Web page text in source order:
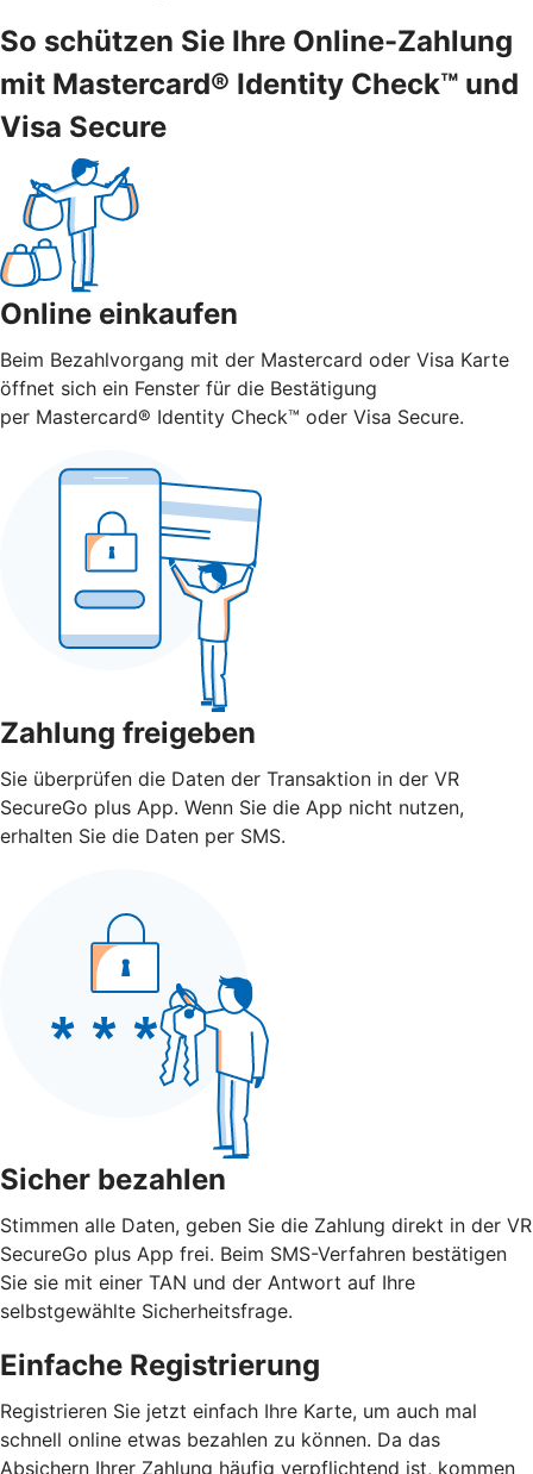
So schützen Sie Ihre Online-Zahlung
mit Mastercard® Identity Check™ und
Visa Secure
Online einkaufen
Beim Bezahlvorgang mit der Mastercard oder Visa Karte
öffnet sich ein Fenster für die Bestätigung
per Mastercard® Identity Check™ oder Visa Secure.
Zahlung freigeben
Sie überprüfen die Daten der Transaktion in der VR
SecureGo plus App. Wenn Sie die App nicht nutzen,
erhalten Sie die Daten per SMS.
Sicher bezahlen
Stimmen alle Daten, geben Sie die Zahlung direkt in der VR
SecureGo plus App frei. Beim SMS-Verfahren bestätigen
Sie sie mit einer TAN und der Antwort auf Ihre
selbstgewählte Sicherheitsfrage.
Einfache Registrierung
Registrieren Sie jetzt einfach Ihre Karte, um auch mal
schnell online etwas bezahlen zu können. Da das
Absichern Ihrer Zahlung häufig verpflichtend ist, kommen